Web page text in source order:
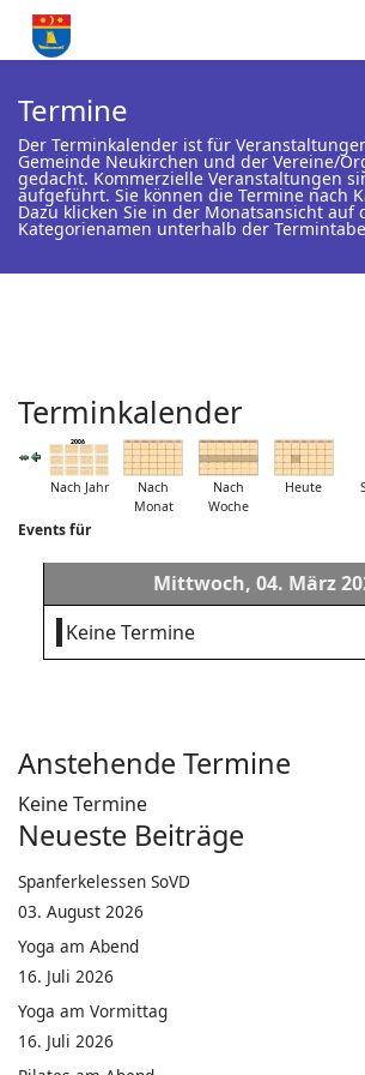
Termine
Der Terminkalender ist für
Gemeinde Neukirchen und der Vereine/
gedacht. Kommerzielle Veranstaltungen
aufgeführt. Sie können die Termine nach
Dazu klicken Sie in der Monatsansicht auf
Kategorienamen unterhalb der
Terminkalender
Nach Jahr
Nach
Monat
Nach
Woche
Heute
Events für
Mittwoch, 04. März
Keine Termine
Anstehende Termine
Keine Termine
Neueste Beiträge
Spanferkelessen SoVD
03. August 2026
Yoga am Abend
16. Juli 2026
Yoga am Vormittag
16. Juli 2026